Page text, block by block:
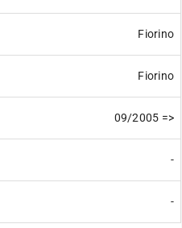
Fiorino
Fiorino
09/2005 =>
-
-